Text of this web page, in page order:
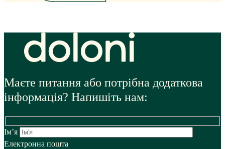
Маєте питання або потрібна додаткова
інформація? Напишіть нам:
Ім’я
Електронна пошта